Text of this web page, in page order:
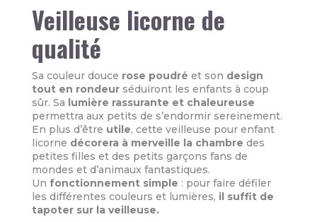
Veilleuse licorne de
qualité
Sa couleur douce rose poudré et son design
tout en rondeurséduiront les enfants à coup
sûr. Sa lumière rassurante et chaleureuse
permettra aux petits de s’endormir sereinement.
En plus d’être utile, cette veilleuse pour enfant
licorne décorera à merveille la chambre des
petites filles et des petits garçons fans de
mondes et d’animaux fantastiques.
Un fonctionnement simple : pour faire défiler
les différentes couleurs et lumières, il suffit de
tapoter sur la veilleuse.